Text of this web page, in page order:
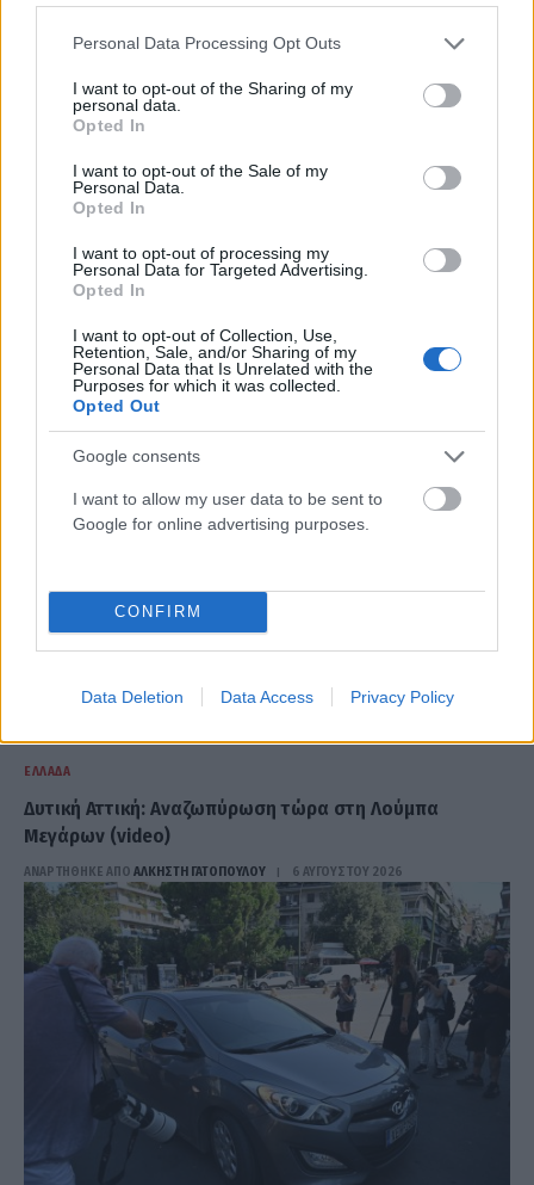
Please note that this website/app uses one or more Google
not limited to your visit or usage behaviour. You may click to
grant or deny consent to Google and its third-party tags to
use your data for below specified purposes in below Google
consent section.
Personal Data Processing Opt Outs
I want to opt-out of the Sharing of my
personal data.
Opted In
I want to opt-out of the Sale of my
Personal Data.
Opted In
I want to opt-out of processing my
Personal Data for Targeted Advertising.
Opted In
I want to opt-out of Collection, Use,
Retention, Sale, and/or Sharing of my
Personal Data that Is Unrelated with the
Purposes for which it was collected.
Opted Out
Google consents
I want to allow my user data to be sent to
Google for online advertising purposes.
CONFIRM
Data Deletion Data Access Privacy Policy
Πυρκαγιά τώρα στην Αγία Μαρίνα Ηλείας
ΑΝΑΡΤΗΘΗΚΕ ΑΠΟΆΛΚΗΣΤΗ ΓΑΤΟΠΟΎΛΟΥ
ΕΛΛΆΔΑ
Δυτική Αττική: Αναζωπύρωση τώρα στη Λούμπα
Μεγάρων (video)
ΑΝΑΡΤΗΘΗΚΕ ΑΠΟ ΆΛΚΗΣΤΗ ΓΑΤΟΠΟΎΛΟΥ 6 ΑΥΓΟΎΣΤΟΥ 2026